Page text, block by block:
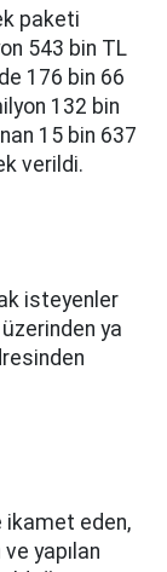
paketi
543 bin TL
176 bin 66
132 bin
15 bin 637
verildi.
isteyenler
ya
ikamet eden,
yapılan